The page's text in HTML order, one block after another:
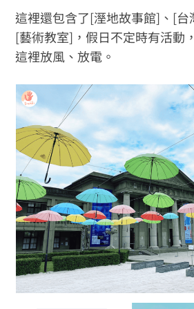
這裡還包含了[溼地故事館]、[台
[藝術教室]，假日不定時有活動
這裡放風、放電。